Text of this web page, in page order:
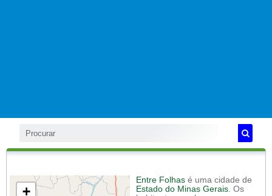
+
Entre Folhas é uma cidade de
Estado do Minas Gerais. Os